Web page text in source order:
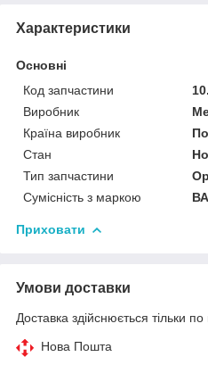
Характеристики
Основні
Код запчастини
Виробник
Країна виробник
Стан
Тип запчастини
Сумісність з маркою
Приховати
Умови доставки
Доставка здійснюється тільки по
Нова Пошта